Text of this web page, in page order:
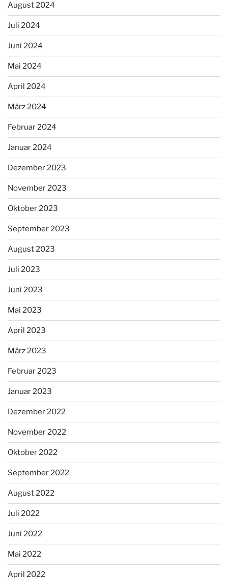
August 2024
Juli 2024
Juni 2024
Mai 2024
April 2024
März 2024
Februar 2024
Januar 2024
Dezember 2023
November 2023
Oktober 2023
September 2023
August 2023
Juli 2023
Juni 2023
Mai 2023
April 2023
März 2023
Februar 2023
Januar 2023
Dezember 2022
November 2022
Oktober 2022
September 2022
August 2022
Juli 2022
Juni 2022
Mai 2022
April 2022